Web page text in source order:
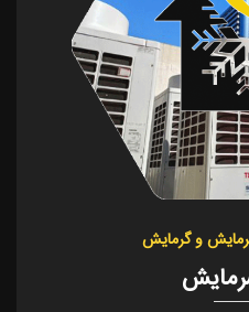
و گرمایش